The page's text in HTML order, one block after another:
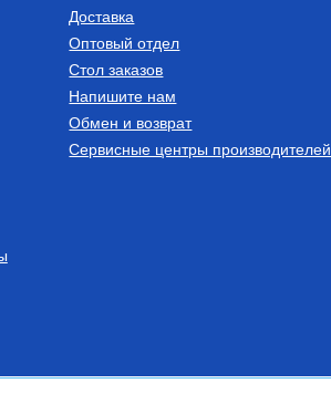
Доставка
Оптовый отдел
Стол заказов
Напишите нам
Обмен и возврат
Сервисные центры производителей